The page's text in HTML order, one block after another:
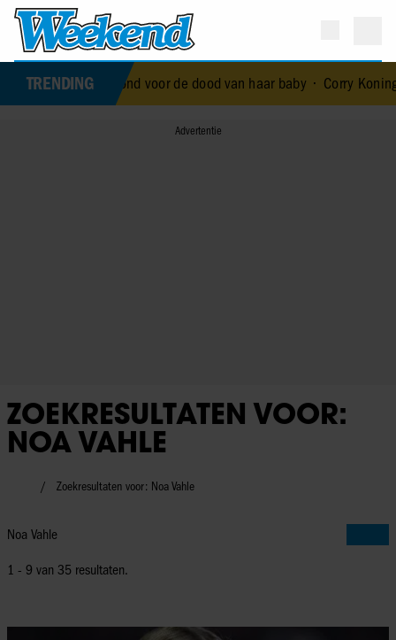
TRENDING
die terechtstond voor de dood van haar baby•Corry Konings gul
ZOEKRESULTATEN VOOR:
NOA VAHLE
Zoekresultaten voor: Noa Vahle
1 - 9 van 35 resultaten.